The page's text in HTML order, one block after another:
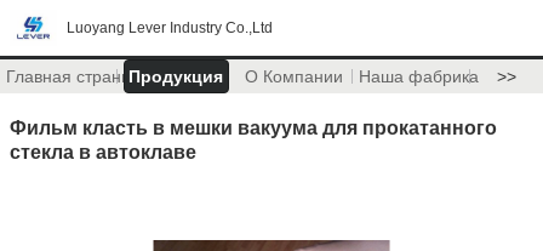
Luoyang Lever Industry Co.,Ltd
Главная страницаПродукция О Компании Наша фабрика >>
Фильм класть в мешки вакуума для прокатанного
стекла в автоклаве